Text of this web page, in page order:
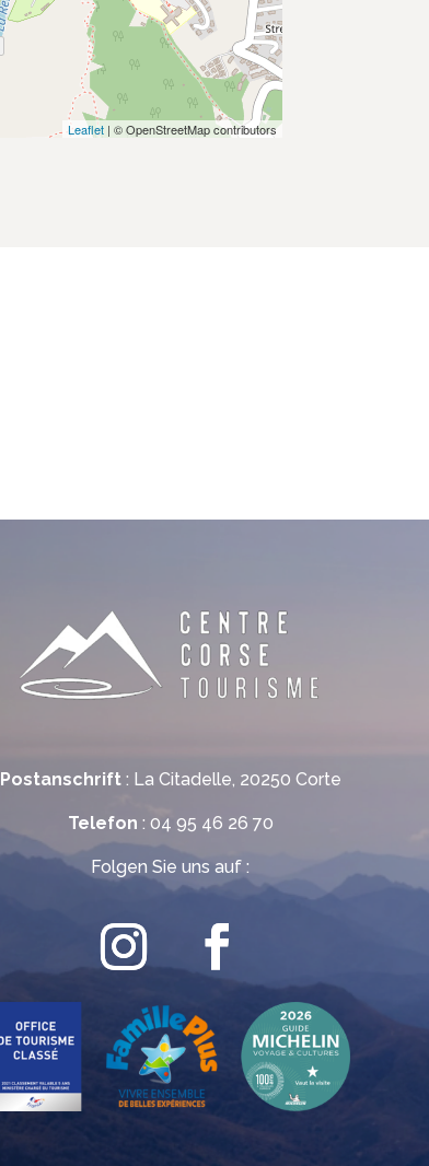
Leaflet| © OpenStreetMap contributors
Postanschrift: La Citadelle, 20250 Corte
Telefon : 04 95 46 26 70
Folgen Sie uns auf :